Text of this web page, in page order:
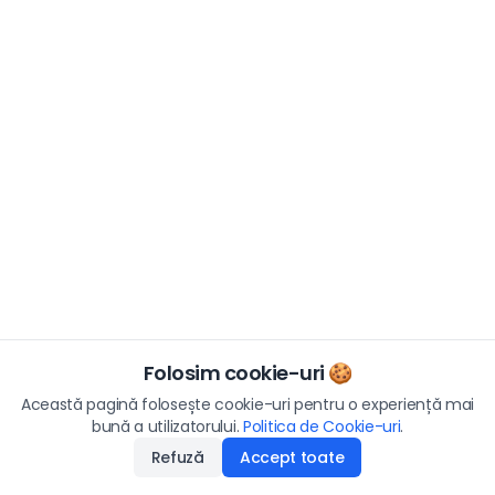
Folosim cookie-uri 🍪
Această pagină folosește cookie-uri pentru o experiență mai
bună a utilizatorului. Politica de Cookie-uri.
Refuză
Accept toate